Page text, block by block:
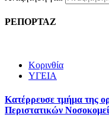
ΡΕΠΟΡΤΑΖ
Κορινθία
ΥΓΕΙΑ
Kατέρρευσε τμήμα της
Περιστατικών